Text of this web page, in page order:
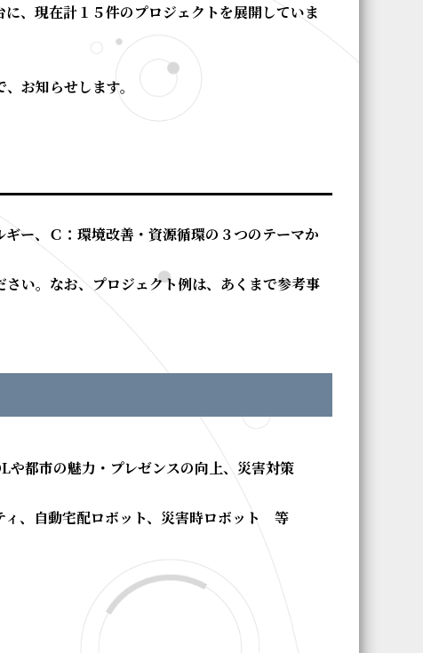
、現在計１５件のプロジェクトを展開していま
お知らせします。
ギー、 Ｃ：環境改善・資源循環の３つのテーマか
い。なお、プロジェクト例は、あくまで参考事
都市の魅力・プレゼンスの向上、災害対策
、自動宅配ロボット、災害時ロボット 等